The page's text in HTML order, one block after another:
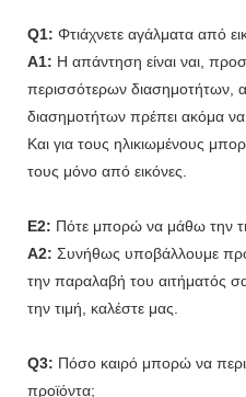
Q1: Φτιάχνετε αγάλματα από
A1: Η απάντηση είναι ναι,
περισσότερων διασημοτήτων,
διασημοτήτων πρέπει ακόμα
Και για τους ηλικιωμένους
τους μόνο από εικόνες.
Ε2: Πότε μπορώ να μάθω την
A2: Συνήθως υποβάλλουμε
την παραλαβή του αιτήματός
την τιμή, καλέστε μας.
Q3: Πόσο καιρό μπορώ να
προϊόντα;